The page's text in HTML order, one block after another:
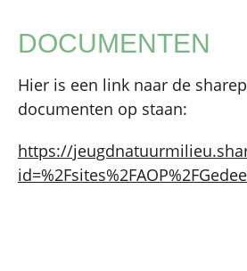
DOCUMENTEN
Hier is een link naar de
documenten op staan:
https://